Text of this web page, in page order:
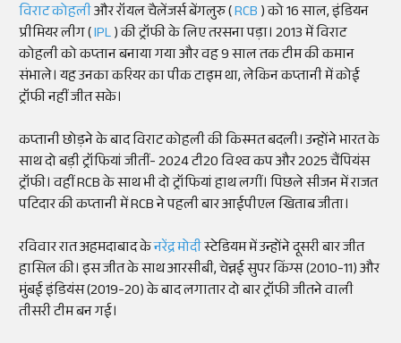
विराट कोहलीऔर रॉयल चैलेंजर्स बेंगलुरु (RCB) को 16 साल, इंडियन
प्रीमियर लीग (IPL) की ट्रॉफी के लिए तरसना पड़ा। 2013 में विराट
कोहली को कप्तान बनाया गया और वह 9 साल तक टीम की कमान
संभाले। यह उनका करियर का पीक टाइम था, लेकिन कप्तानी में कोई
ट्रॉफी नहीं जीत सके।
कप्तानी छोड़ने के बाद विराट कोहली की किस्मत बदली। उन्होंने भारत के
साथ दो बड़ी ट्रॉफियां जीतीं- 2024 टी20 विश्व कप और 2025 चैंपियंस
ट्रॉफी। वहीं RCB के साथ भी दो ट्रॉफियां हाथ लगीं। पिछले सीजन में राजत
पटिदार की कप्तानी में RCB ने पहली बार आईपीएल खिताब जीता।
रविवार रात अहमदाबाद केनरेंद्र मोदीस्टेडियम में उन्होंने दूसरी बार जीत
हासिल की। इस जीत के साथ आरसीबी, चेन्नई सुपर किंग्स (2010-11) और
मुंबई इंडियंस (2019-20) के बाद लगातार दो बार ट्रॉफी जीतने वाली
तीसरी टीम बन गई।